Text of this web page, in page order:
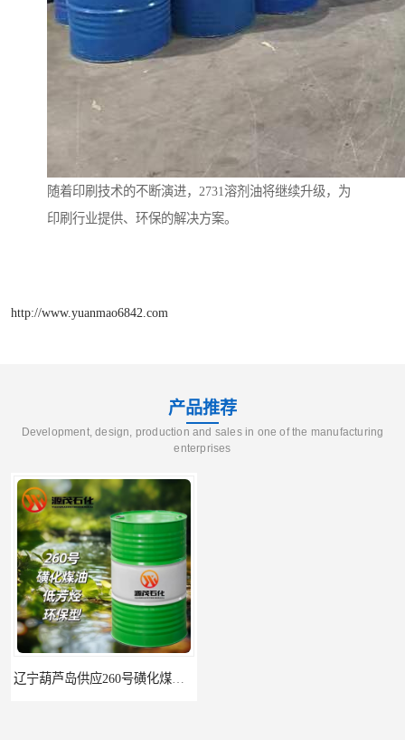
随着印刷技术的不断演进，2731溶剂油将继续升级，为
印刷行业提供、环保的解决方案。
http://www.yuanmao6842.com
产品推荐
Development, design, production and sales in one of the manufacturing
enterprises